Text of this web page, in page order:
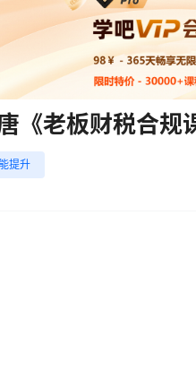
《老板财税合规
提升